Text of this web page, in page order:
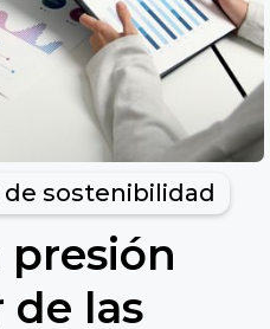
sostenibilidad
de las